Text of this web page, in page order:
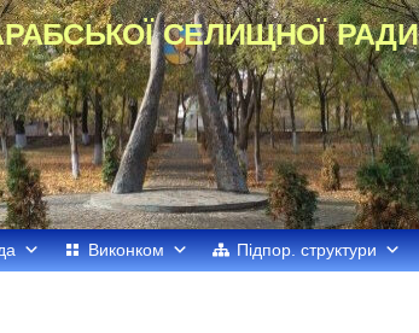
селищної ради
Виконком Підпор. структури